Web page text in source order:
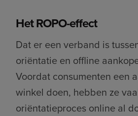
Het ROPO-effect
Dat er een verband is
oriëntatie en offline
Voordat consumenten een
winkel doen, hebben ze
oriëntatieproces online al